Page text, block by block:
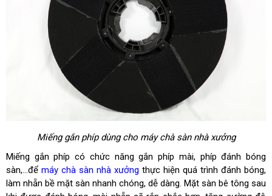
Miếng gắn phíp dùng cho máy chà sàn nhà xưởng
Miếng gắn phíp có chức năng gắn phíp mài, phíp đánh bóng
sàn,...để máy chà sàn nhà xưởng thực hiện quá trình đánh bóng,
làm nhẵn bề mặt sàn nhanh chóng, dễ dàng. Mặt sàn bê tông sau